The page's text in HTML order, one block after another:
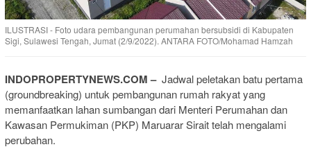
ILUSTRASI - Foto udara pembangunan perumahan bersubsidi di Kabupaten
Sigi, Sulawesi Tengah, Jumat (2/9/2022). ANTARA FOTO/Mohamad Hamzah
INDOPROPERTYNEWS.COM – Jadwal peletakan batu pertama
(groundbreaking) untuk pembangunan rumah rakyat yang
memanfaatkan lahan sumbangan dari Menteri Perumahan dan
Kawasan Permukiman (PKP) Maruarar Sirait telah mengalami
perubahan.